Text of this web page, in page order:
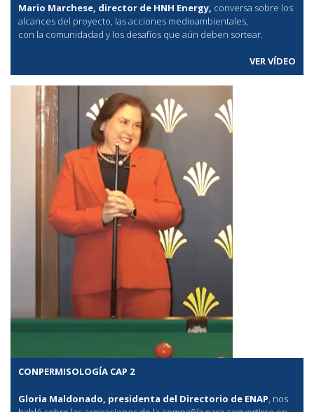
Mario Marchese, director de HNH Energy, conversa sobre los
alcances del proyecto, las acciones medioambientales,
con la comunidadad y los desafíos que aún deben sortear.
VER VÍDEO
CONPERMISOLOGÍA CAP 2
Gloria Maldonado, presidenta del Directorio de ENAP , nos